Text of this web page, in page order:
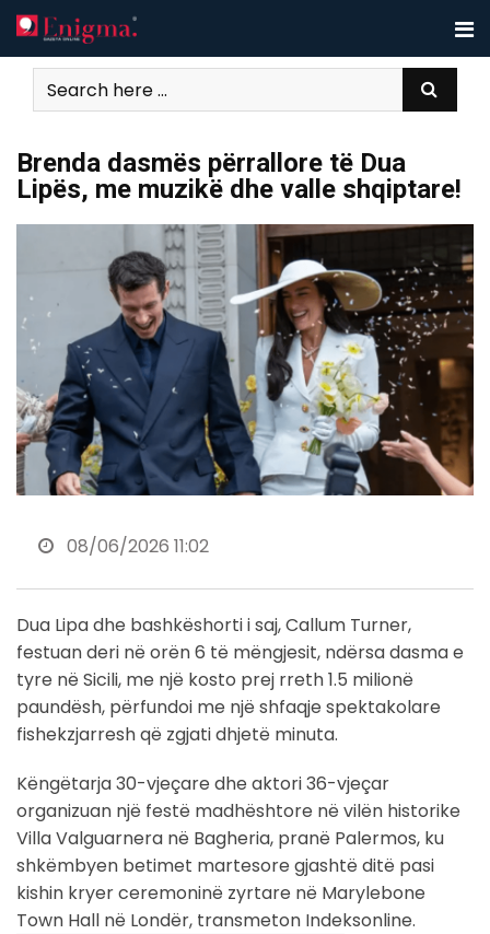
Skip
to
content
Brenda dasmës përrallore të Dua
Lipës, me muzikë dhe valle shqiptare!
08/06/2026 11:02
Dua Lipa dhe bashkëshorti i saj, Callum Turner,
festuan deri në orën 6 të mëngjesit, ndërsa dasma e
tyre në Sicili, me një kosto prej rreth 1.5 milionë
paundësh, përfundoi me një shfaqje spektakolare
fishekzjarresh që zgjati dhjetë minuta.
Këngëtarja 30-vjeçare dhe aktori 36-vjeçar
organizuan një festë madhështore në vilën historike
Villa Valguarnera në Bagheria, pranë Palermos, ku
shkëmbyen betimet martesore gjashtë ditë pasi
kishin kryer ceremoninë zyrtare në Marylebone
Town Hall në Londër, transmeton Indeksonline.